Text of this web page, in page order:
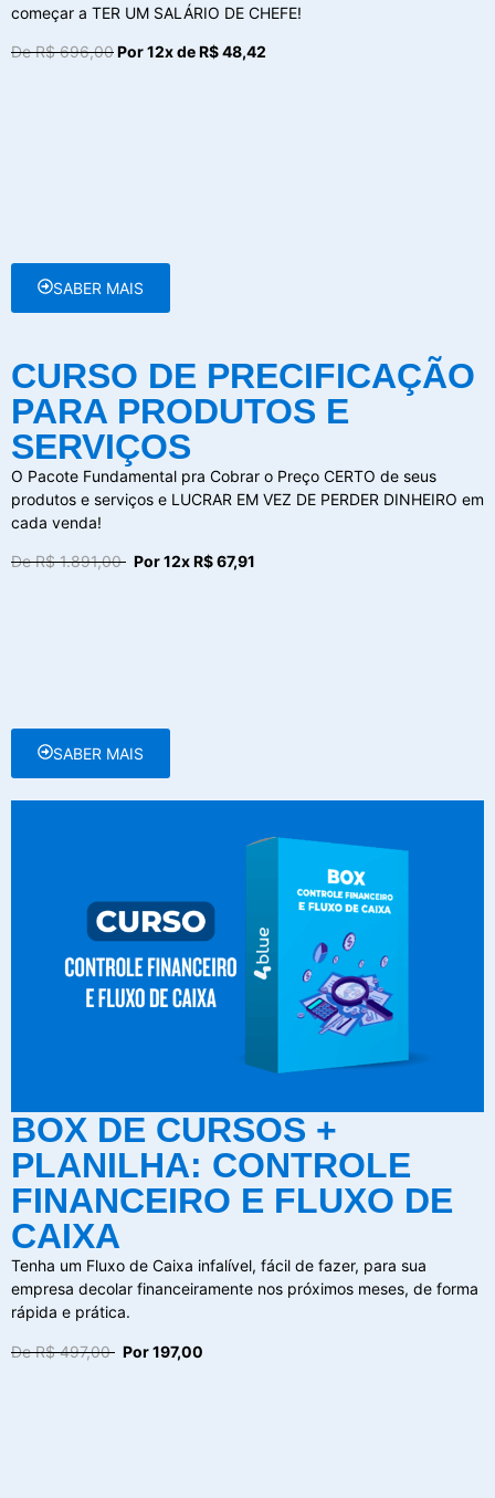
começar a TER UM SALÁRIO DE CHEFE!
De R$ 696,00Por 12x de R$ 48,42
SABER MAIS
CURSO DE PRECIFICAÇÃO
PARA PRODUTOS E
SERVIÇOS
O Pacote Fundamental pra Cobrar o Preço CERTO de seus
produtos e serviços e LUCRAR EM VEZ DE PERDER DINHEIRO em
cada venda!
De R$ 1.891,00 Por 12x R$ 67,91
SABER MAIS
BOX DE CURSOS +
PLANILHA: CONTROLE
FINANCEIRO E FLUXO DE
CAIXA
Tenha um Fluxo de Caixa infalível, fácil de fazer, para sua
empresa decolar financeiramente nos próximos meses, de forma
rápida e prática.
De R$ 497,00 Por 197,00